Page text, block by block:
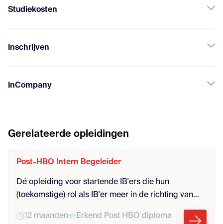
Studiekosten
Inschrijven
InCompany
Gerelateerde opleidingen
Post-HBO Intern Begeleider
Dé opleiding voor startende IB'ers die hun
(toekomstige) rol als IB'er meer in de richting van
12 maanden
Erkend Post HBO diploma